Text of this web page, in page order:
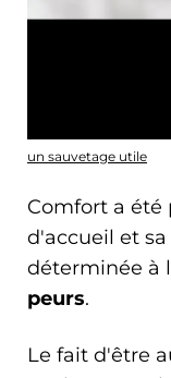
un sauvetage utile
Comfort a été
d'accueil et
déterminée à
peurs.
Le fait d'être